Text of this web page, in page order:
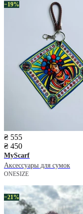
−19%
₴ 555
₴ 450
MyScarf
Аксессуары для сумок
ONESIZE
−21%